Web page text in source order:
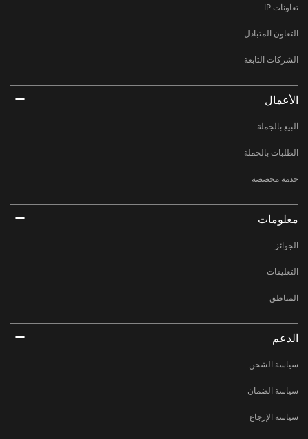
تعاونات IP
التعاون المتبادل
الشركات التابعة
الأعمال
البيع بالجملة
الطلبات بالجملة
خدمة مخصصة
معلومات
الجوائز
التعليقات
المناطق
الدعم
سياسة الشحن
سياسة الضمان
سياسة الإرجاع